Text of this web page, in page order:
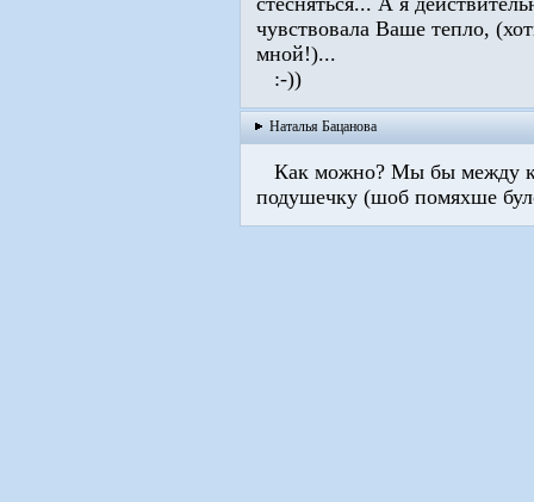
чувствовала Ваше тепло,
мной!)...
:-))
Наталья Бацанова
Как можно? Мы бы между
подушечку (шоб помяхше